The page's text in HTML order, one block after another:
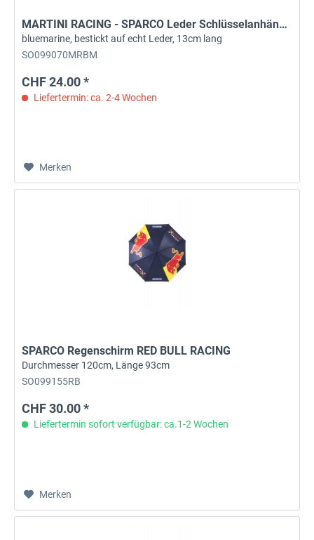
MARTINI RACING - SPARCO Leder Schlüsselanhänger
bluemarine, bestickt auf echt Leder, 13cm lang
SO099070MRBM
CHF 24.00 *
Liefertermin: ca. 2-4 Wochen
Merken
SPARCO Regenschirm RED BULL RACING
Durchmesser 120cm, Länge 93cm
SO099155RB
CHF 30.00 *
Liefertermin sofort verfügbar: ca.1-2 Wochen
Merken